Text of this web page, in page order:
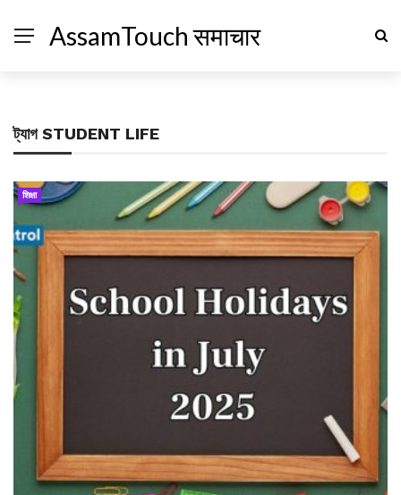
AssamTouch समाचार
ট্যাগSTUDENT LIFE
शिक्षा